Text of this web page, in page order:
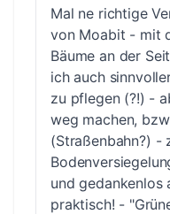
Mal ne richtige
von Moabit - mit
Bäume an der
ich auch
zu pflegen (?!) -
weg machen,
(Straßenbahn?) -
und gedankenlos
praktisch! -